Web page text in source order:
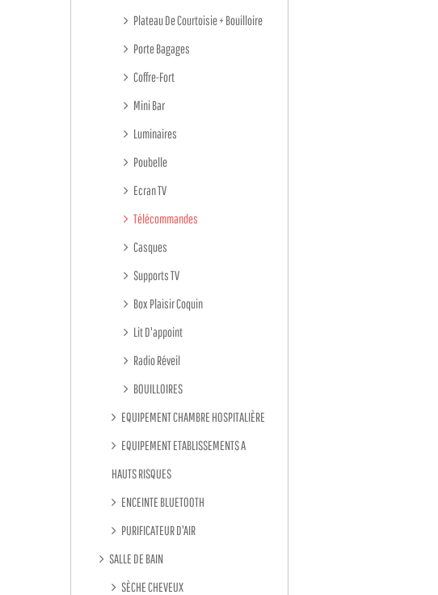
Plateau De Courtoisie + Bouilloire
Porte Bagages
Coffre-Fort
Mini Bar
Luminaires
Poubelle
Ecran TV
Télécommandes
Casques
Supports TV
Box Plaisir Coquin
Lit D'appoint
Radio Réveil
BOUILLOIRES
EQUIPEMENT CHAMBRE HOSPITALIÈRE
EQUIPEMENT ETABLISSEMENTS A
HAUTS RISQUES
ENCEINTE BLUETOOTH
PURIFICATEUR D'AIR
SALLE DE BAIN
SÈCHE CHEVEUX